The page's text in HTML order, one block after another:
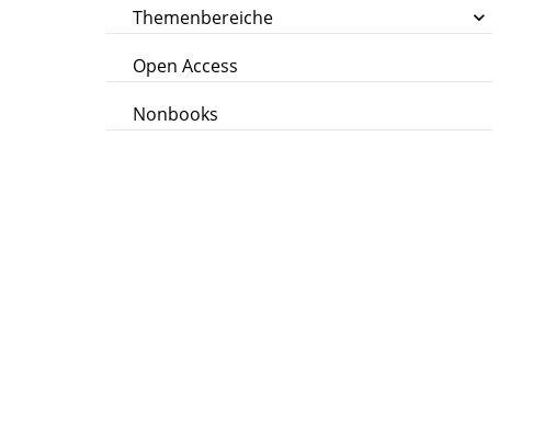
Themenbereiche
Open Access
Nonbooks